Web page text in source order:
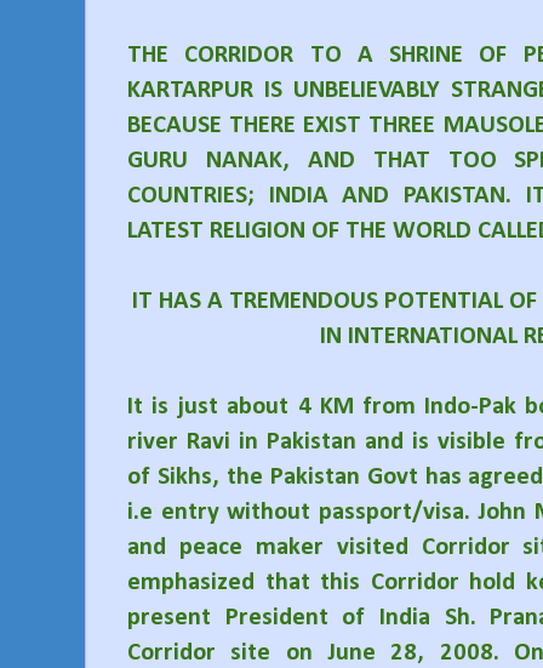
THE CORRIDOR TO A SHRINE OF
KARTARPUR IS UNBELIEVABLY
BECAUSE THERE EXIST THREE
GURU NANAK, AND THAT TOO
COUNTRIES; INDIA AND PAKISTAN.
LATEST RELIGION OF THE WORLD
IT HAS A TREMENDOUS POTENTIAL
IN INTERNATIONAL
It is just about 4 KM from Indo-Pak
river Ravi in Pakistan and is visible
of Sikhs, the Pakistan Govt has agreed
i.e entry without passport/visa. John
and peace maker visited Corridor
emphasized that this Corridor hold
present President of India Sh.
Corridor site on June 28, 2008.